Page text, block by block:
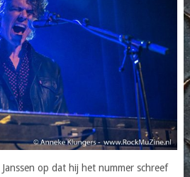
Janssen op dat hij het nummer schreef